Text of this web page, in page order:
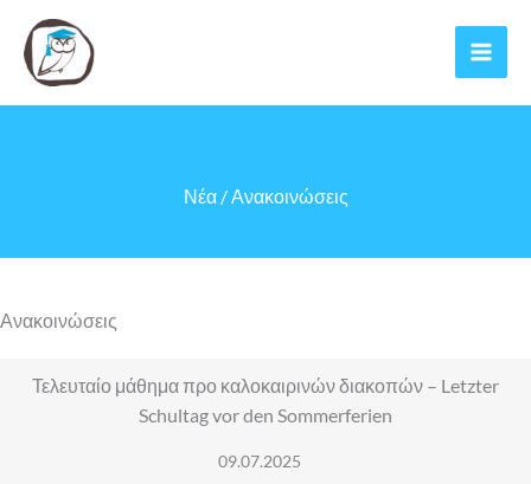
Μετάβαση
στο
περιεχόμενο
Νέα / Ανακοινώσεις
Ανακοινώσεις
Τελευταίο μάθημα προ καλοκαιρινών διακοπών – Letzter
Schultag vor den Sommerferien
09.07.2025